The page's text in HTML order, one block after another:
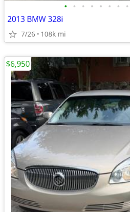
• • • • • • • •
2013 BMW 328i
7/26 108k mi
$6,950